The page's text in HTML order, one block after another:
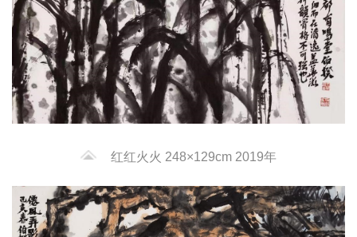
红红火火 248×129cm 2019年